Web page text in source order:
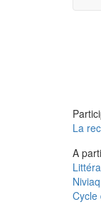
La
A
Cycle